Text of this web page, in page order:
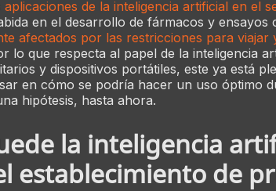
aplicaciones de la inteligencia artificial en el
en el desarrollo de fármacos y ensayos
afectados por las restricciones para viajar
lo que respecta al papel de la inteligencia
y dispositivos portátiles, este ya está
en cómo se podría hacer un uso óptimo
hipótesis, hasta ahora.
la inteligencia
establecimiento de